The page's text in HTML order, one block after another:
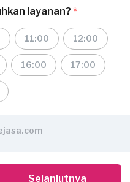
layanan? *
11:00 12:00
16:00 17:00
Selanjutnya